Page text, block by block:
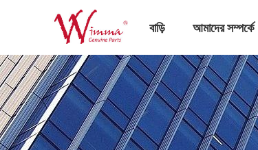
বাড়ি আমাদের সম্পর্কে